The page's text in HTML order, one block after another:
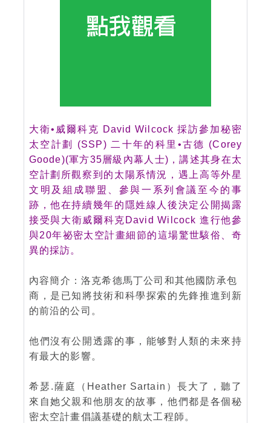
大衛•威爾科克 David Wilcock 採訪參加秘密
太空計劃 (SSP) 二十年的科里•古德 (Corey
Goode)(軍方35層級內幕人士)，講述其身在太
空計劃所觀察到的太陽系情況，遇上高等外星
文明及組成聯盟、參與一系列會議至今的事
跡，他在持續幾年的隱姓線人後決定公開揭露
接受與大衛威爾科克David Wilcock 進行他參
與20年祕密太空計畫細節的這場驚世駭俗、奇
異的採訪。
內容簡介：洛克希德馬丁公司和其他國防承包
商，是已知將技術和科學探索的先鋒推進到新
的前沿的公司。
他們沒有公開透露的事，能够對人類的未來持
有最大的影響。
希瑟.薩庭（Heather Sartain）長大了，聽了
來自她父親和他朋友的故事，他們都是各個秘
密太空計畫倡議基礎的航太工程師。